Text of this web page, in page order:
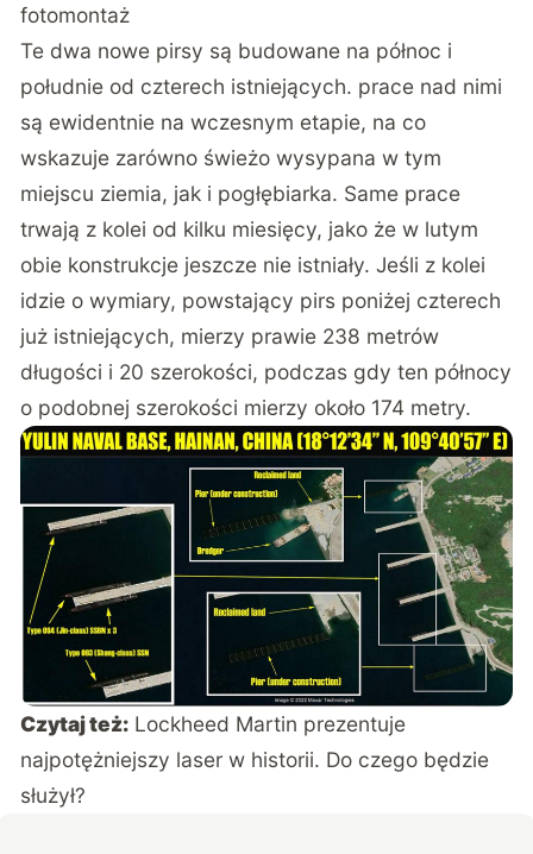
fotomontaż
Te dwa nowe pirsy są budowane na północ i
południe od czterech istniejących. prace nad nimi
są ewidentnie na wczesnym etapie, na co
wskazuje zarówno świeżo wysypana w tym
miejscu ziemia, jak i pogłębiarka. Same prace
trwają z kolei od kilku miesięcy, jako że w lutym
obie konstrukcje jeszcze nie istniały. Jeśli z kolei
idzie o wymiary, powstający pirs poniżej czterech
już istniejących, mierzy prawie 238 metrów
długości i 20 szerokości, podczas gdy ten północy
o podobnej szerokości mierzy około 174 metry.
Czytaj też: Lockheed Martin prezentuje
najpotężniejszy laser w historii. Do czego będzie
służył?